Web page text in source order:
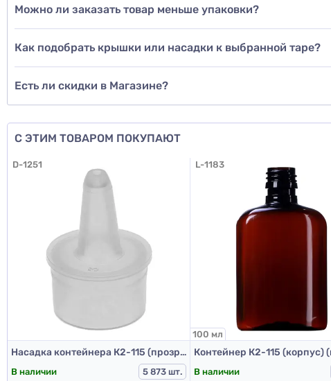
Можно ли заказать товар меньше упаковки?
Как подобрать крышки или насадки к выбранной таре?
Есть ли скидки в Магазине?
С ЭТИМ ТОВАРОМ ПОКУПАЮТ
D-1251
Насадка контейнера К2-115 (прозрачный)
В наличии 5 873 шт.
L-1183
100 мл
В наличии